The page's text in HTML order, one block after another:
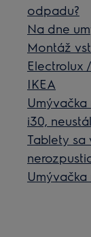
odpadu?
Na dne
Montáž
Electrolux
IKEA
i30,
Tablety sa